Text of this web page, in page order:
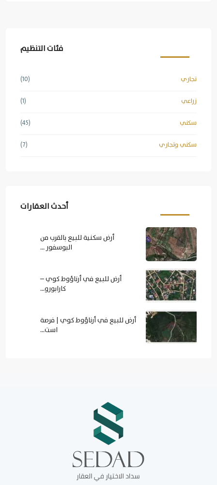
فئات التنظيم
تجاري (10)
زراعي (1)
سكني (45)
سكني وتجاري (7)
أحدث العقارات
أرض سكنية للبيع بالقرب من
البوسفور ...
أرض للبيع في أرناؤوط كوي –
كارابورو...
أرض للبيع في أرناؤوط كوي | فرصة
است...